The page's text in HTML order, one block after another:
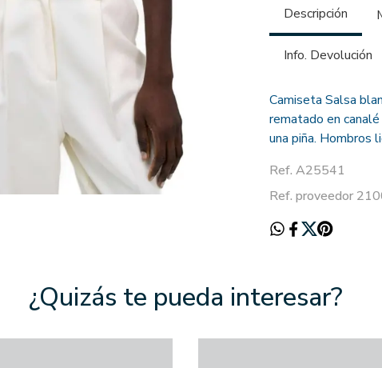
Descripción
Info. Devolución
Camiseta Salsa
rematado en
una piña. Hombros
Ref. A25541
Ref. proveedor
¿Quizás te pueda interesar?